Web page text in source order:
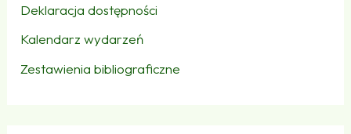
Deklaracja dostępności
Kalendarz wydarzeń
Zestawienia bibliograficzne